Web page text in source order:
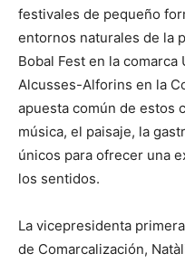
festivales de pequeño
entornos naturales de la
Bobal Fest en la
Alcusses-Alforins en la
apuesta común de estos
música, el paisaje, la
únicos para ofrecer una
los sentidos.
La vicepresidenta
de Comarcalización,